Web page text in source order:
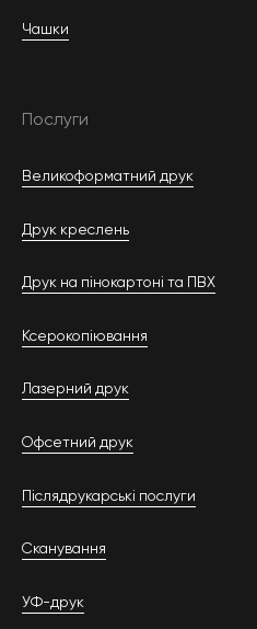
Чашки
Послуги
Великоформатний друк
Друк креслень
Друк на пінокартоні та ПВХ
Ксерокопіювання
Лазерний друк
Офсетний друк
Післядрукарські послуги
Сканування
УФ-друк